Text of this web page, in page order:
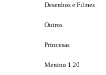
Desenhos e Filmes
Outros
Princesas
Menino 1.20